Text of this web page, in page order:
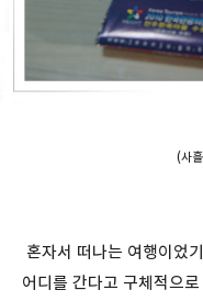
(사
혼자서 떠나는 여행이었
어디를 간다고 구체적으